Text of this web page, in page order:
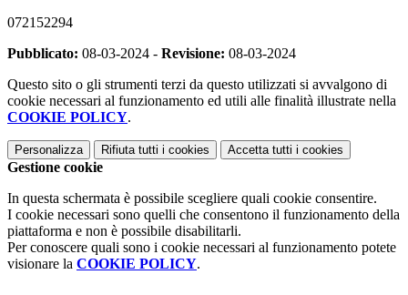
072152294
Pubblicato: 08-03-2024 - Revisione: 08-03-2024
Questo sito o gli strumenti terzi da questo utilizzati si avvalgono di
cookie necessari al funzionamento ed utili alle finalità illustrate nella
COOKIE POLICY.
Personalizza Rifiuta tutti i cookies Accetta tutti i cookies
Gestione cookie
In questa schermata è possibile scegliere quali cookie consentire.
I cookie necessari sono quelli che consentono il funzionamento della
piattaforma e non è possibile disabilitarli.
Per conoscere quali sono i cookie necessari al funzionamento potete
visionare la COOKIE POLICY.